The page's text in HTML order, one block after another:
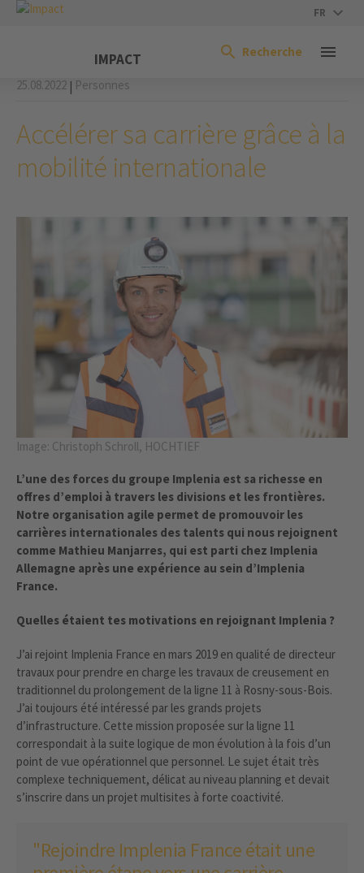
FR
IMPACT Recherche
25.08.2022 | Personnes
Accélérer sa carrière grâce à la
mobilité internationale
Image: Christoph Schroll, HOCHTIEF
L’une des forces du groupe Implenia est sa richesse en
offres d’emploi à travers les divisions et les frontières.
Notre organisation agile permet de promouvoir les
carrières internationales des talents qui nous rejoignent
comme Mathieu Manjarres, qui est parti chez Implenia
Allemagne après une expérience au sein d’Implenia
France.
Quelles étaient tes motivations en rejoignant Implenia ?
J’ai rejoint Implenia France en mars 2019 en qualité de directeur
travaux pour prendre en charge les travaux de creusement en
traditionnel du prolongement de la ligne 11 à Rosny-sous-Bois.
J’ai toujours été intéressé par les grands projets
d’infrastructure. Cette mission proposée sur la ligne 11
correspondait à la suite logique de mon évolution à la fois d’un
point de vue opérationnel que personnel. Le sujet était très
complexe techniquement, délicat au niveau planning et devait
s’inscrire dans un projet multisites à forte coactivité.
"Rejoindre Implenia France était une